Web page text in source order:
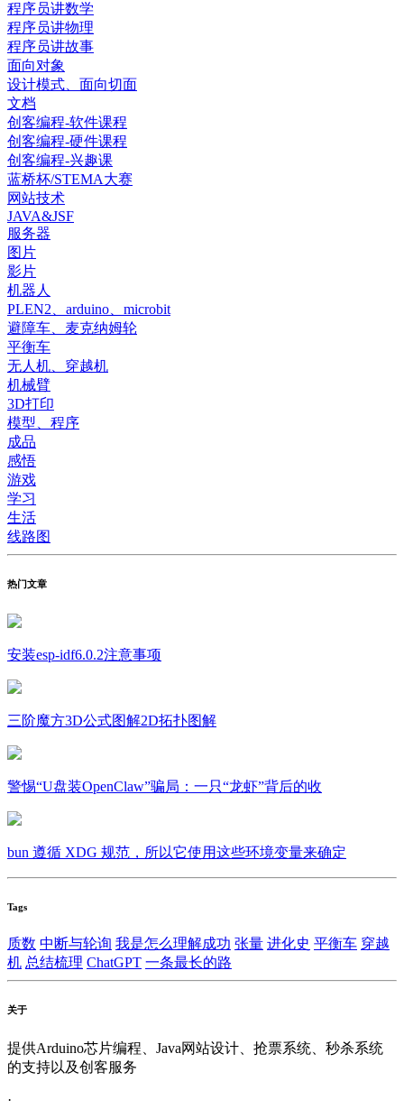
程序员讲数学
程序员讲物理
程序员讲故事
面向对象
设计模式、面向切面
文档
创客编程-软件课程
创客编程-硬件课程
创客编程-兴趣课
蓝桥杯/STEMA大赛
网站技术
JAVA&JSF
服务器
图片
影片
机器人
PLEN2、arduino、microbit
避障车、麦克纳姆轮
平衡车
无人机、穿越机
机械臂
3D打印
模型、程序
成品
感悟
游戏
学习
生活
线路图
热门文章
安装esp-idf6.0.2注意事项
三阶魔方3D公式图解2D拓扑图解
警惕“U盘装OpenClaw”骗局：一只“龙虾”背后的收
bun 遵循 XDG 规范，所以它使用这些环境变量来确定
Tags
质数 中断与轮询 我是怎么理解成功 张量 进化史 平衡车 穿越
机 总结梳理 ChatGPT 一条最长的路
关于
提供Arduino芯片编程、Java网站设计、抢票系统、秒杀系统
的支持以及创客服务
·